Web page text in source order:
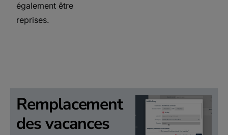
également être
reprises.
Remplacement
des vacances